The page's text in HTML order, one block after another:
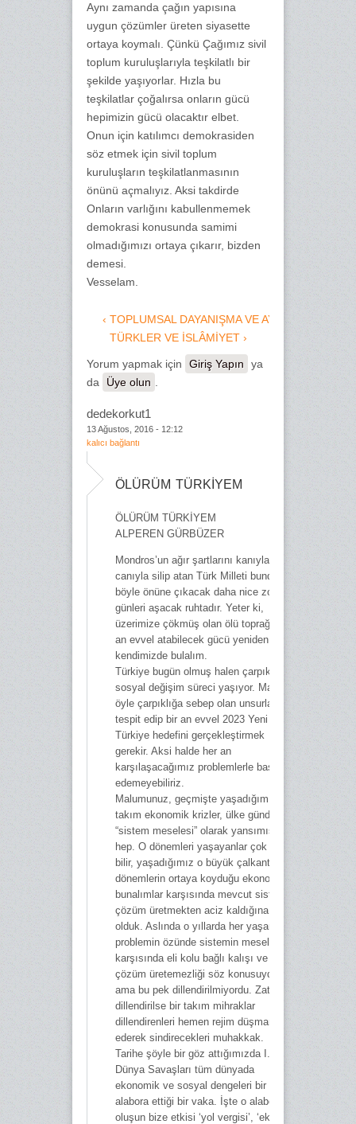
Aynı zamanda çağın yapısına
uygun çözümler üreten siyasette
ortaya koymalı. Çünkü Çağımız sivil
toplum kuruluşlarıyla teşkilatlı bir
şekilde yaşıyorlar. Hızla bu
teşkilatlar çoğalırsa onların gücü
hepimizin gücü olacaktır elbet.
Onun için katılımcı demokrasiden
söz etmek için sivil toplum
kuruluşların teşkilatlanmasının
önünü açmalıyız. Aksi takdirde
Onların varlığını kabullenmemek
demokrasi konusunda samimi
olmadığımızı ortaya çıkarır, bizden
demesi.
Vesselam.
‹ TOPLUMSAL DAYANIŞMA VE AYDINLAR
TÜRKLER VE İSLÂMİYET ›
Yorum yapmak için Giriş Yapın ya
da
Üye olun
dedekorkut1
13 Ağustos, 2016 - 12:12
kalıcı bağlantı
ÖLÜRÜM TÜRKİYEM
ÖLÜRÜM TÜRKİYEM
ALPEREN GÜRBÜZER
Mondros’un ağır şartlarını kanıyla,
canıyla silip atan Türk Milleti bundan
böyle önüne çıkacak daha nice zor
günleri aşacak ruhtadır. Yeter ki,
üzerimize çökmüş olan ölü toprağı bir
an evvel atabilecek gücü yeniden
kendimizde bulalım.
Türkiye bugün olmuş halen çarpık
sosyal değişim süreci yaşıyor. Madem
öyle çarpıklığa sebep olan unsurları
tespit edip bir an evvel 2023 Yeni
Türkiye hedefini gerçekleştirmek
gerekir. Aksi halde her an
karşılaşacağımız problemlerle baş
edemeyebiliriz.
Malumunuz, geçmişte yaşadığımız bir
takım ekonomik krizler, ülke gündemine
“sistem meselesi” olarak yansımıştı
hep. O dönemleri yaşayanlar çok iyi
bilir, yaşadığımız o büyük çalkantılı
dönemlerin ortaya koyduğu ekonomik
bunalımlar karşısında mevcut sistemin
çözüm üretmekten aciz kaldığına şahit
olduk. Aslında o yıllarda her yaşanan
problemin özünde sistemin meseleler
karşısında eli kolu bağlı kalışı ve
çözüm üretemezliği söz konusuydu,
ama bu pek dillendirilmiyordu. Zaten
dillendirilse bir takım mihraklar
dillendirenleri hemen rejim düşmanı ilan
ederek sindirecekleri muhakkak.
Tarihe şöyle bir göz attığımızda I. ve II.
Dünya Savaşları tüm dünyada
ekonomik ve sosyal dengeleri bir anda
alabora ettiği bir vaka. İşte o alabora
oluşun bize etkisi ‘yol vergisi’, ‘ekmek